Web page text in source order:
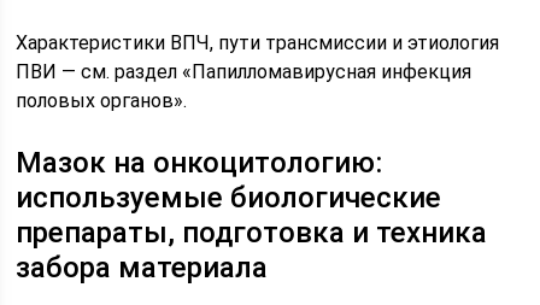
Характеристики ВПЧ, пути трансмиссии и этиология
ПВИ — см. раздел «Папилломавирусная инфекция
половых органов».
Мазок на онкоцитологию:
используемые биологические
препараты, подготовка и техника
забора материала